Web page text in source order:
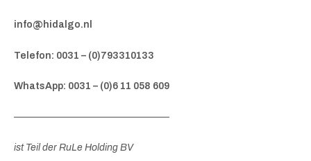
info@hidalgo.nl
Telefon: 0031 – (0)793310133
WhatsApp: 0031 – (0)6 11 058 609
————————————————
ist Teil der RuLe Holding BV